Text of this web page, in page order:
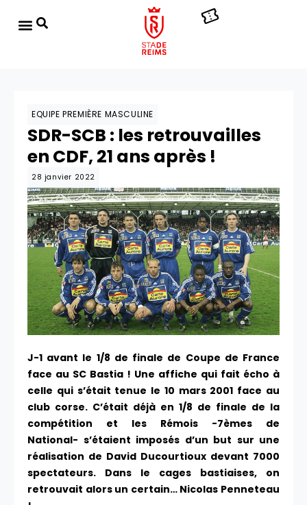
EQUIPE PREMIÈRE MASCULINE
SDR-SCB : les retrouvailles
en CDF, 21 ans après !
28 janvier 2022
J-1 avant le 1/8 de finale de Coupe de France
face au SC Bastia ! Une affiche qui fait écho à
celle qui s’était tenue le 10 mars 2001 face au
club corse. C’était déjà en 1/8 de finale de la
compétition et les Rémois -7èmes de
National- s’étaient imposés d’un but sur une
réalisation de David Ducourtioux devant 7000
spectateurs. Dans le cages bastiaises, on
retrouvait alors un certain… Nicolas Penneteau